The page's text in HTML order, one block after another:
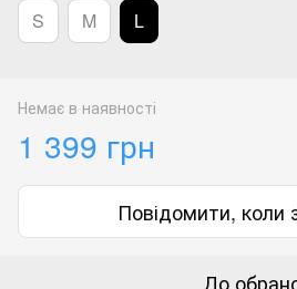
S M L
Немає в наявності
1 399 грн
Повідомити, коли
До